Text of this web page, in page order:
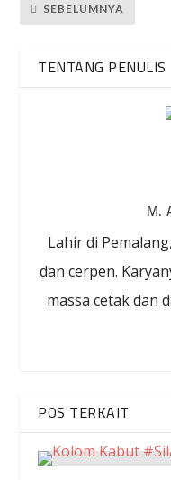
SEBELUMNYA
TENTANG PENULIS
M.
Lahir di
dan cerpen.
massa cetak dan
POS TERKAIT